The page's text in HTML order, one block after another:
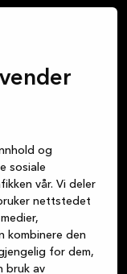
og
sosiale
vår. Vi deler
nettstedet
kombinere den
for dem,
bruk av